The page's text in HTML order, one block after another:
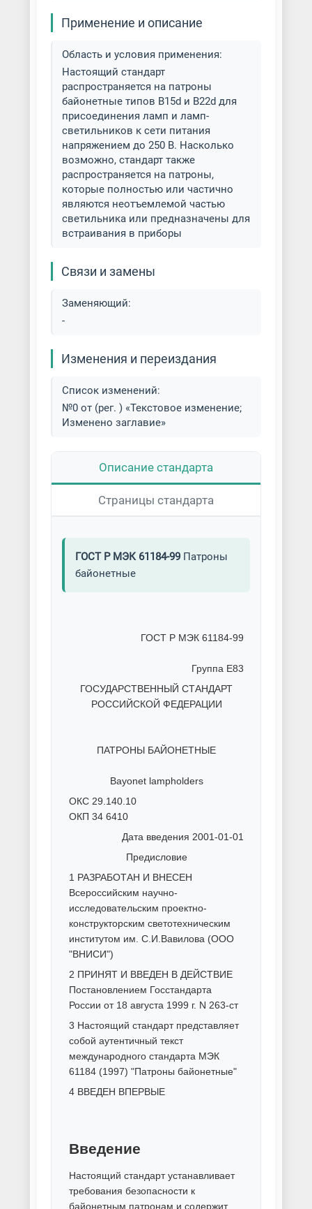
Применение и описание
Область и условия применения:
Настоящий стандарт
распространяется на патроны
байонетные типов В15d и В22d для
присоединения ламп и ламп-
светильников к сети питания
напряжением до 250 В. Насколько
возможно, стандарт также
распространяется на патроны,
которые полностью или частично
являются неотъемлемой частью
светильника или предназначены для
встраивания в приборы
Связи и замены
Заменяющий:
-
Изменения и переиздания
Список изменений:
№0 от (рег. ) «Текстовое изменение;
Изменено заглавие»
Описание стандарта
Страницы стандарта
ГОСТ Р МЭК 61184-99Патроны
байонетные